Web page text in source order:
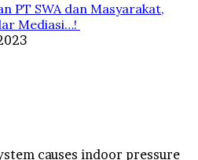
PT SWA dan Masyarakat,
Mediasi…!
causes indoor pressure